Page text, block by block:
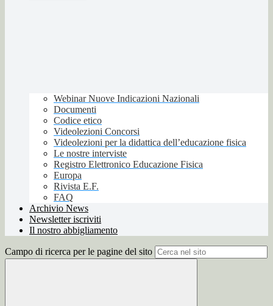
Webinar Nuove Indicazioni Nazionali
Documenti
Codice etico
Videolezioni Concorsi
Videolezioni per la didattica dell’educazione fisica
Le nostre interviste
Registro Elettronico Educazione Fisica
Europa
Rivista E.F.
FAQ
Archivio News
Newsletter iscriviti
Il nostro abbigliamento
Campo di ricerca per le pagine del sito